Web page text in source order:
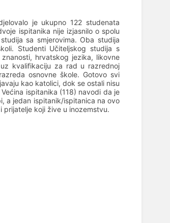
je ukupno 122 studenata
ispitanika nije izjasnilo o spolu
sa smjerovima. Oba studija
Studenti Učiteljskog studija s
hrvatskog jezika, likovne
kvalifikaciju za rad u razrednoj
osnovne škole. Gotovo svi
kao katolici, dok se ostali nisu
ispitanika (118) navodi da je
a jedan ispitanik/ispitanica na ovo
koji žive u inozemstvu.